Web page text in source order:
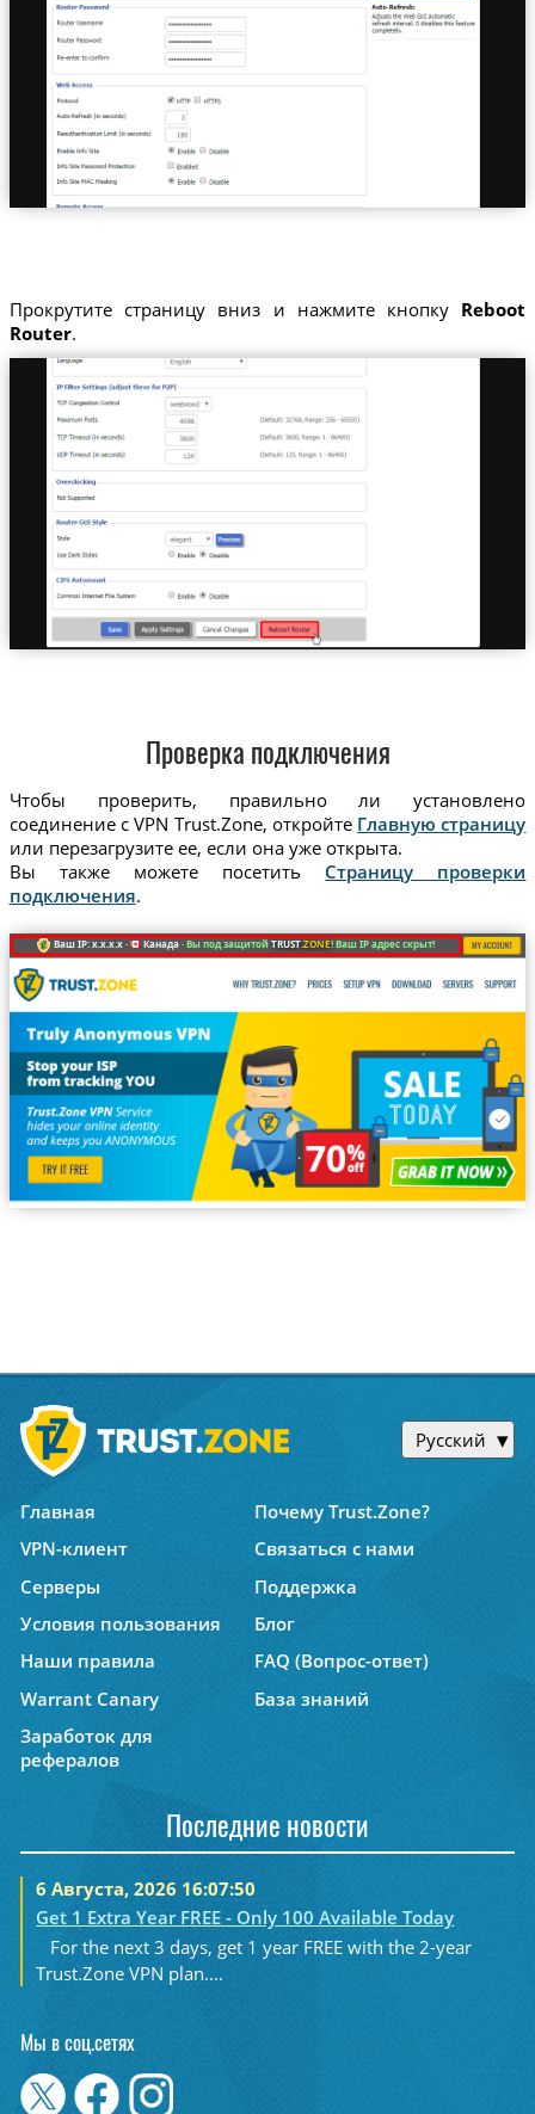
Прокрутите страницу вниз и нажмите кнопку Reboot
Router.
Проверка подключения
Чтобы проверить, правильно ли установлено
соединение с VPN Trust.Zone, откройте Главную страницу
или перезагрузите ее, если она уже открыта.
Вы также можете посетить Страницу проверки
подключения.
Ваш IP: x.x.x.x · Канада ·Вы под защитойTRUST.ZONE! Ваш IP адрес скрыт!
Русский
Главная
Почему Trust.Zone?
VPN-клиент
Связаться с нами
Серверы
Поддержка
Условия пользования
Блог
Наши правила
FAQ (Вопрос-ответ)
Warrant Canary
База знаний
Заработок для
рефералов
Последние новости
6 Августа, 2026 16:07:50
Get 1 Extra Year FREE - Only 100 Available Today
For the next 3 days, get 1 year FREE with the 2-year
Trust.Zone VPN plan....
Мы в соц.сетях